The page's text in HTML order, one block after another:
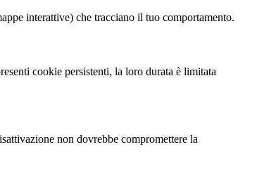
interattive) che tracciano il tuo comportamento.
cookie persistenti, la loro durata è limitata
non dovrebbe compromettere la